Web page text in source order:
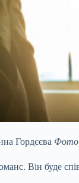
Гордєєва Фото
Він буде